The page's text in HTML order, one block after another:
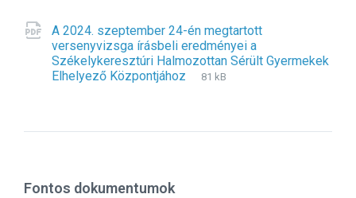
A 2024. szeptember 24-én megtartott
versenyvizsga írásbeli eredményei a
Székelykeresztúri Halmozottan Sérült Gyermekek
Elhelyező Központjához
F
e
p
F
s
81 kB
Fontos dokumentumok